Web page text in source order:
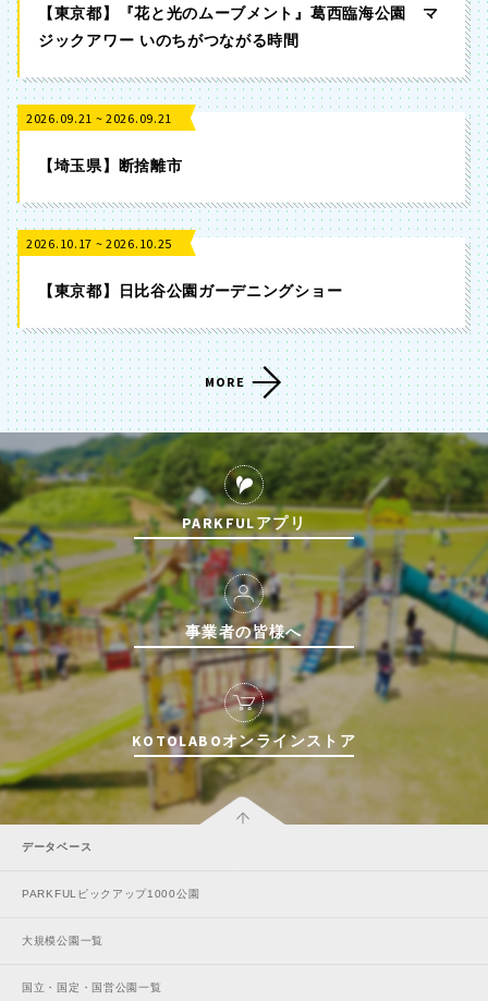
【東京都】『花と光のムーブメント』葛西臨海公園 マ
ジックアワー いのちがつながる時間
2026.09.21 ~ 2026.09.21
【埼玉県】断捨離市
2026.10.17 ~ 2026.10.25
【東京都】日比谷公園ガーデニングショー
MORE
PARKFULアプリ
事業者の皆様へ
KOTOLABOオンラインストア
データベース
PARKFULピックアップ1000公園
大規模公園一覧
国立・国定・国営公園一覧